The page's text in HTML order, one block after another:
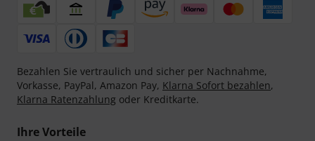
Bezahlen Sie vertraulich und sicher per Nachnahme,
Vorkasse, PayPal, Amazon Pay, Klarna Sofort bezahlen,
Klarna Ratenzahlung oder Kreditkarte.
Ihre Vorteile